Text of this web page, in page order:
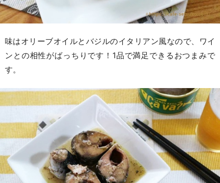
味はオリーブオイルとバジルのイタリアン風なので、ワイ
ンとの相性がばっちりです！1品で満足できるおつまみで
す。